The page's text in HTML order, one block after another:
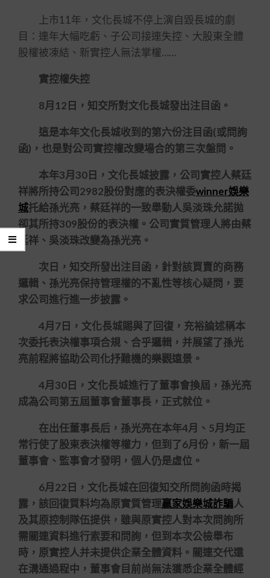
上市11年，文化長城不停上演自毀長城的劇
目：連年大幅吃虧、子公司接連失控、大股東全體
股權被凍結、新實控人無法掌權……
實控權失控
8月12日，知交所對文化長城發出注目函。
這是本年文化長城收到的第六份注目函(或問詢
函)，也是對公司實控權改變場合的第三次盤問。
本年3月30日，文化長城披露，公司實控人蔡廷
祥將所持公司2982股份對應的表決權委winner娛樂
城托給孫光亮，蔡廷祥的一致舉動人吳淡珠允諾拋
卻其所持309股份的表決權。公司實質管理人將由蔡
廷祥、吳淡珠改變為孫光亮。
次日，知交所發出注目函，針對該買賣的商務
邏輯、孫光亮保持管理權的不亂性等核心疑問，要
求公司進行進一步披露。
4月7日，文化長城賜與了回復，充裕論述稱本
次委托表決權事項合規、合乎邏輯，并展望了孫光
亮前程將協助公司化抒難機的樂觀遠景。
4月30日，文化長城進行了董事會換屆，孫光亮
成為公司第五屆董事會董事長，正式就位。
在出任董事長后，孫光亮在本年4月、5月均正
常行使了股東表決權等權力，但到了6月份，新一屆
董事會、監事會才發明，個人仍是虛位。
6月22日，文化長城在回復知交所問詢函時揭
露，該回復質料均為原實質管理贏家娛樂城詐騙人
及其原控制隊伍提供，雖與原實控人對本次問詢所
需關連資料進行索要和問詢，但到本次公檢舉布
時，原實控人并未提供企業全體資料。關連交代還
在溝通過程中，董事會目前尚無法獲悉企業全體經